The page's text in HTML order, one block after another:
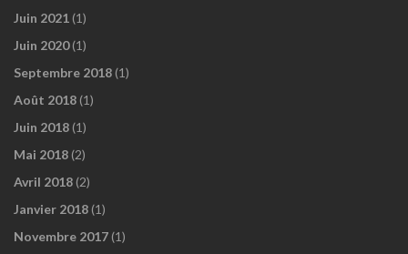
Juin 2021 (1)
Juin 2020(1)
Septembre 2018 (1)
Août 2018 (1)
Juin 2018 (1)
Mai 2018 (2)
Avril 2018 (2)
Janvier 2018 (1)
Novembre 2017 (1)